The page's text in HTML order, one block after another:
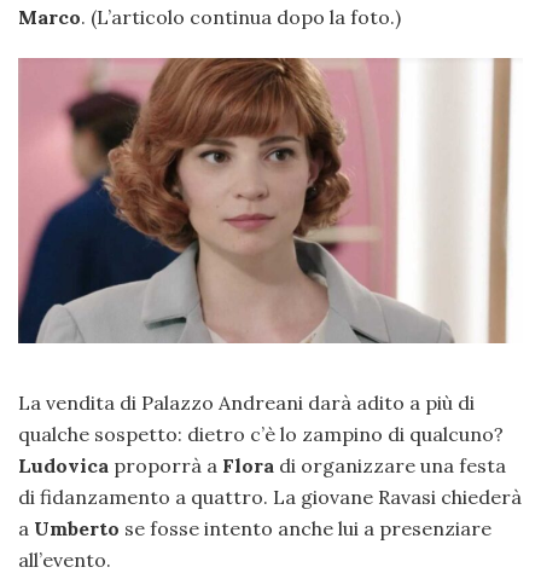
Marco. (L’articolo continua dopo la foto.)
La vendita di Palazzo Andreani darà adito a più di
qualche sospetto: dietro c’è lo zampino di qualcuno?
Ludovica proporrà a Flora di organizzare una festa
di fidanzamento a quattro. La giovane Ravasi chiederà
a Umberto se fosse intento anche lui a presenziare
all’evento.